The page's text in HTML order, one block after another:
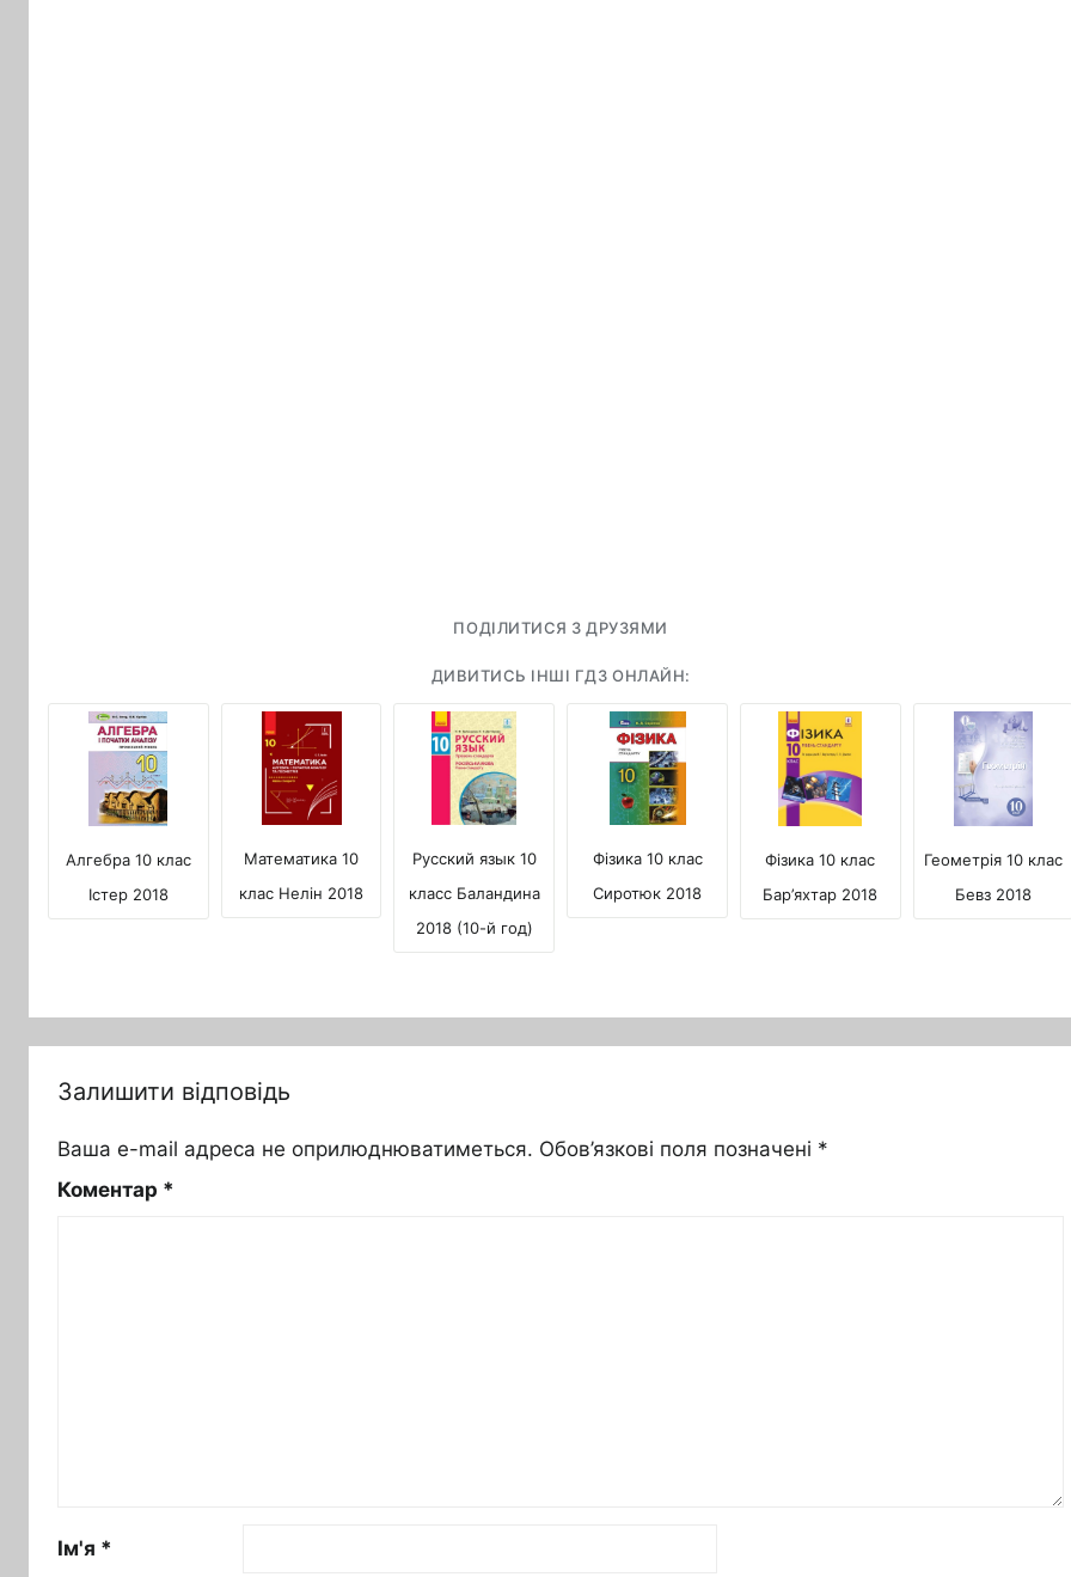
ПОДІЛИТИСЯ З ДРУЗЯМИ
ДИВИТИСЬ ІНШІ ГДЗ ОНЛАЙН:
Алгебра 10 клас
Істер 2018
Математика 10
клас Нелін 2018
Русский язык 10
класс Баландина
2018 (10-й год)
Фізика 10 клас
Сиротюк 2018
Фізика 10 клас
Бар’яхтар 2018
Геометрія 10 клас
Бевз 2018
Залишити відповідь
Ваша e-mail адреса не оприлюднюватиметься. Обов’язкові поля позначені *
Коментар *
Ім'я *